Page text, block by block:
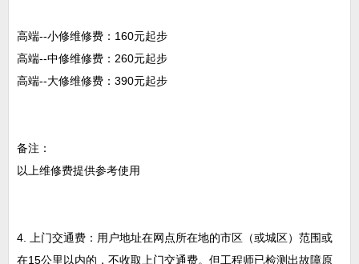
高端--小修维修费：160元起步
高端--中修维修费：260元起步
高端--大修维修费：390元起步
备注：
以上维修费提供参考使用
4. 上门交通费：用户地址在网点所在地的市区（或城区）范围或
在15公里以内的，不收取上门交通费。但工程师已检测出故障原